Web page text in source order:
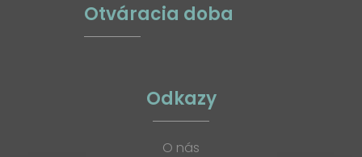
Otváracia doba
Odkazy
O nás